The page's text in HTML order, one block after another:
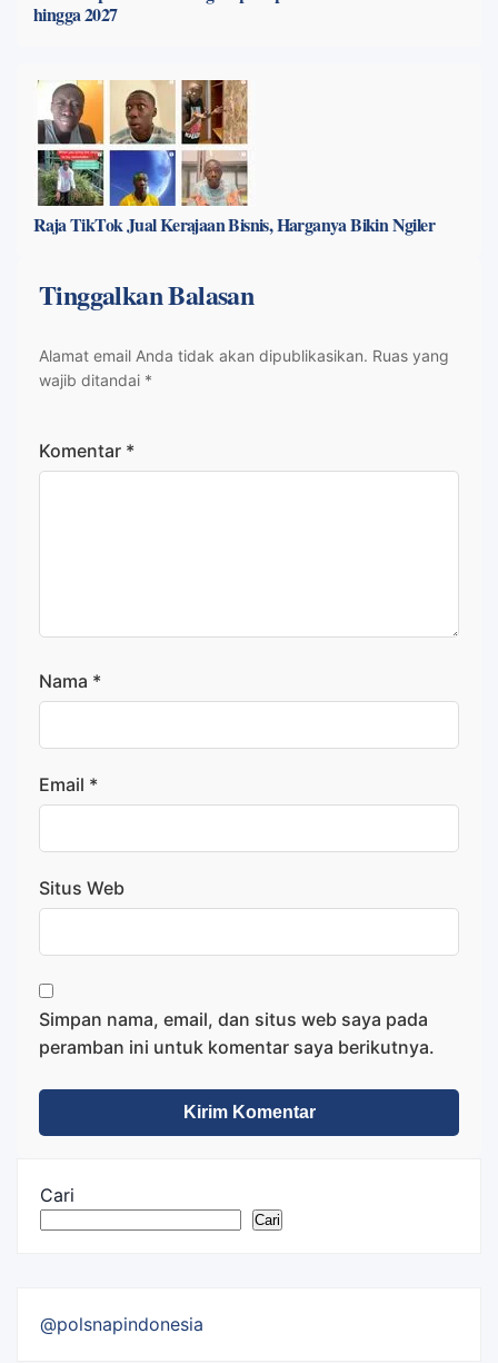
hingga 2027
Raja TikTok Jual Kerajaan Bisnis, Harganya Bikin Ngiler
Tinggalkan Balasan
Alamat email Anda tidak akan dipublikasikan. Ruas yang
wajib ditandai *
Komentar *
Nama *
Email *
Situs Web
Simpan nama, email, dan situs web saya pada
peramban ini untuk komentar saya berikutnya.
Cari
Cari
@polsnapindonesia